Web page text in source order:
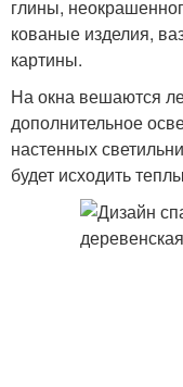
глины,
кованые изделия,
картины.
На окна вешаются
дополнительное
настенных
будет исходить